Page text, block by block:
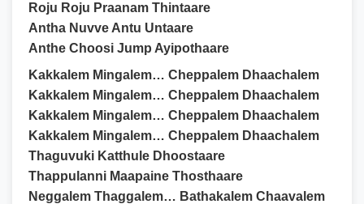
Roju Roju Praanam Thintaare
Antha Nuvve Antu Untaare
Anthe Choosi Jump Ayipothaare
Kakkalem Mingalem… Cheppalem Dhaachalem
Kakkalem Mingalem… Cheppalem Dhaachalem
Kakkalem Mingalem… Cheppalem Dhaachalem
Kakkalem Mingalem… Cheppalem Dhaachalem
Thaguvuki Katthule Dhoostaare
Thappulanni Maapaine Thosthaare
Neggalem Thaggalem… Bathakalem Chaavalem